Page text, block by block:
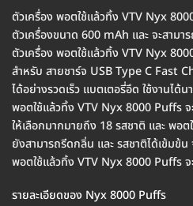
ตัวเครื่อง พอตใช้แล้วทิ้ง VTV Nyx
ตัวเครื่องขนาด 600 mAh และ จะสามา
ตัวเครื่อง พอตใช้แล้วทิ้ง VTV Nyx
สำหรับ สายชาร์จ USB Type C Fast
ได้อย่างรวดเร็ว แบตเตอรี่อึด ใช้งานได้
พอตใช้แล้วทิ้ง VTV Nyx 8000 Puffs
ให้เลือกมากมายถึง 18 รสชาติ และ พอ
ยังสามารถรีดกลิ่น และ รสชาติได้เข้มข้
พอตใช้แล้วทิ้ง VTV Nyx 8000 Puffs
รายละเอียดของ Nyx 8000 Puffs